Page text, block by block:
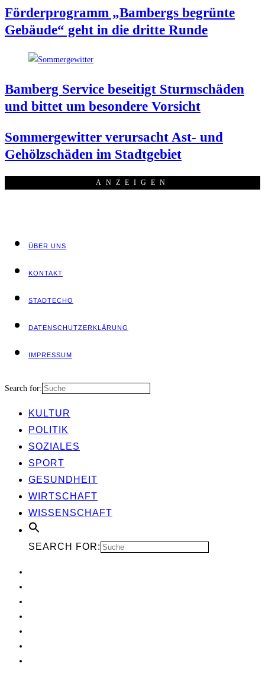
För­der­pro­gramm „Bam­bergs begrün­te
Gebäu­de“ geht in die drit­te Runde
Bam­berg Ser­vice besei­tigt Sturm­schä­den
und bit­tet um beson­de­re Vorsicht
Som­mer­ge­wit­ter ver­ur­sacht Ast- und
Gehölz­schä­den im Stadtgebiet
ANZEI­GEN
ÜBER UNS
KON­TAKT
STADT­ECHO
DATEN­SCHUTZ­ER­KLÄ­RUNG
IMPRES­SUM
Search for:
KUL­TUR
POLI­TIK
SOZIA­LES
SPORT
GESUND­HEIT
WIRT­SCHAFT
WIS­SEN­SCHAFT
SEARCH FOR: